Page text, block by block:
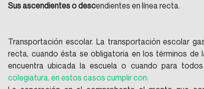
Sus ascendientes o descendientes en línea recta.
Transportación escolar. La transportación escolar
recta, cuando ésta se obligatoria en los términos de
encuentra ubicada la escuela o cuando para
colegiatura, en estos casos cumplir con: